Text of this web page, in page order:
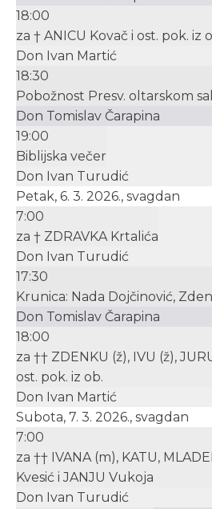
18:00
za † ANICU Kovač i ost. pok. iz
Don Ivan Martić
18:30
Pobožnost Presv. oltarskom
Don Tomislav Čarapina
19:00
Biblijska večer
Don Ivan Turudić
Petak, 6. 3. 2026., svagdan
7:00
za † ZDRAVKA Krtalića
Don Ivan Turudić
17:30
Krunica: Nada Dojčinović,
Don Tomislav Čarapina
18:00
za †† ZDENKU (ž), IVU (ž),
ost. pok. iz ob.
Don Ivan Martić
Subota, 7. 3. 2026., svagdan
7:00
za †† IVANA (m), KATU,
Kvesić i JANJU Vukoja
Don Ivan Turudić